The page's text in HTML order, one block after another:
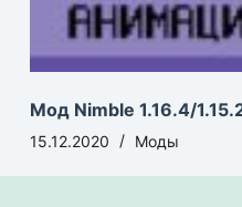
Мод Nimble 1.16.4/
15.12.2020 Моды